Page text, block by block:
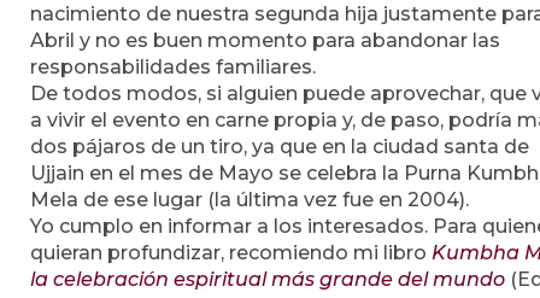
nacimiento de nuestra segunda hija justamente
Abril y no es buen momento para abandonar las
responsabilidades familiares.
De todos modos, si alguien puede aprovechar, que
a vivir el evento en carne propia y, de paso, podría
dos pájaros de un tiro, ya que en la ciudad santa de
Ujjain en el mes de Mayo se celebra la Purna
Mela de ese lugar (la última vez fue en 2004).
Yo cumplo en informar a los interesados. Para
quieran profundizar, recomiendo mi libro Kumbha
la celebración espiritual más grande del mundo